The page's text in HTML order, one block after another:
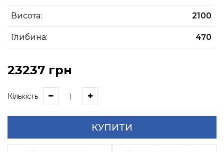
Висота: 2100
Глибина: 470
23237 грн
Кількість
КУПИТИ